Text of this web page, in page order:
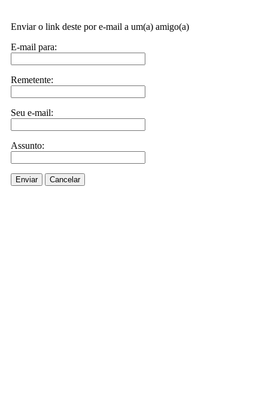
Enviar o link deste por e-mail a um(a) amigo(a)
E-mail para:
Remetente:
Seu e-mail:
Assunto:
Enviar Cancelar